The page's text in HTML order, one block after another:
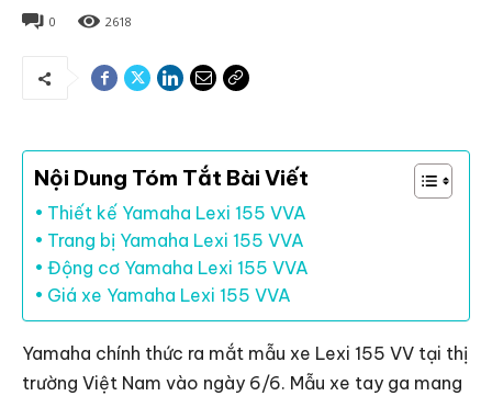
0 2618
Nội Dung Tóm Tắt Bài Viết
Thiết kế Yamaha Lexi 155 VVA
Trang bị Yamaha Lexi 155 VVA
Động cơ Yamaha Lexi 155 VVA
Giá xe Yamaha Lexi 155 VVA
Yamaha chính thức ra mắt mẫu xe Lexi 155 VV tại thị
trường Việt Nam vào ngày 6/6. Mẫu xe tay ga mang